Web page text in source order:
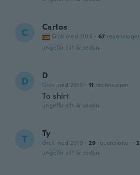
C Carlos
Gick med 2015 · 67 recensioner
ungefär ett år sedan
D D
Gick med 2019 · 11 recensioner
To shirt
ungefär ett år sedan
T Ty
Gick med 2019 · 29 recensioner · 2
ungefär ett år sedan